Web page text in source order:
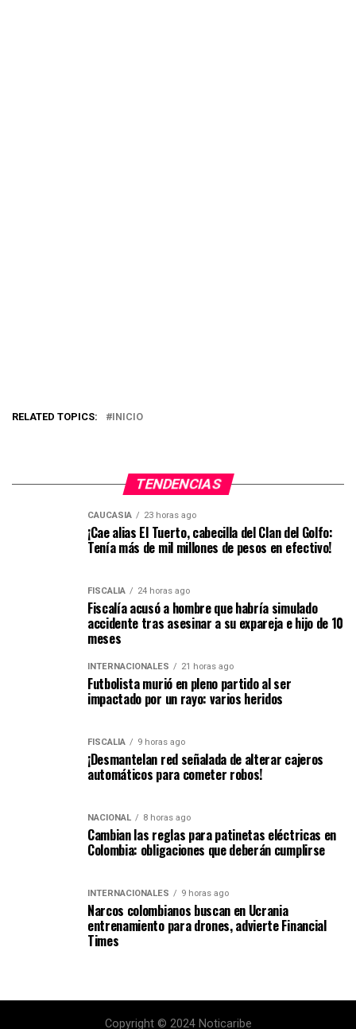
RELATED TOPICS: INICIO
TENDENCIAS
CAUCASIA 23 horas ago
¡Cae alias El Tuerto, cabecilla del Clan del Golfo:
Tenía más de mil millones de pesos en efectivo!
FISCALÍA 24 horas ago
Fiscalía acusó a hombre que habría simulado
accidente tras asesinar a su expareja e hijo de 10
meses
INTERNACIONALES 21 horas ago
Futbolista murió en pleno partido al ser
impactado por un rayo: varios heridos
FISCALÍA 9 horas ago
¡Desmantelan red señalada de alterar cajeros
automáticos para cometer robos!
NACIONAL 8 horas ago
Cambian las reglas para patinetas eléctricas en
Colombia: obligaciones que deberán cumplirse
INTERNACIONALES 9 horas ago
Narcos colombianos buscan en Ucrania
entrenamiento para drones, advierte Financial
Times
Copyright © 2024 Noticaribe